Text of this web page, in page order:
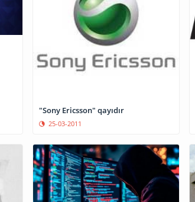
"Sony Ericsson" qayıdır
25-03-2011